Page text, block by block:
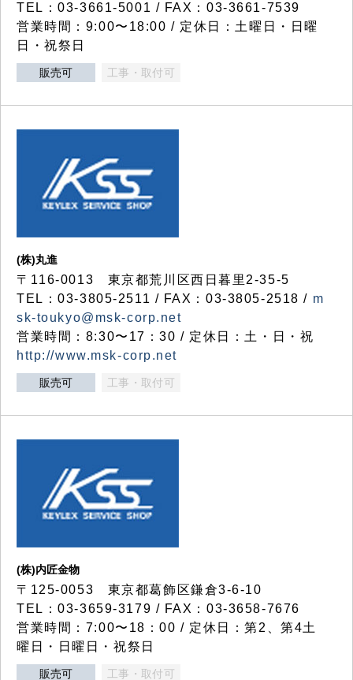
TEL：03-3661-5001 / FAX：03-3661-7539
営業時間：9:00〜18:00 / 定休日：土曜日・日曜
日・祝祭日
販売可 工事・取付可
(株)丸進
〒116-0013 東京都荒川区西日暮里2-35-5
TEL：03-3805-2511 / FAX：03-3805-2518 / m
sk-toukyo@msk-corp.net
営業時間：8:30〜17：30 / 定休日：土・日・祝
http://www.msk-corp.net
販売可 工事・取付可
(株)内匠金物
〒125-0053 東京都葛飾区鎌倉3-6-10
TEL：03-3659-3179 / FAX：03-3658-7676
営業時間：7:00〜18：00 / 定休日：第2、第4土
曜日・日曜日・祝祭日
販売可 工事・取付可